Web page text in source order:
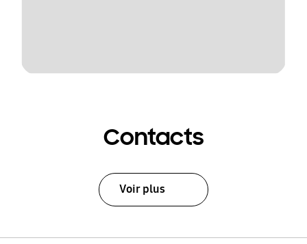
Contacts
Voir plus